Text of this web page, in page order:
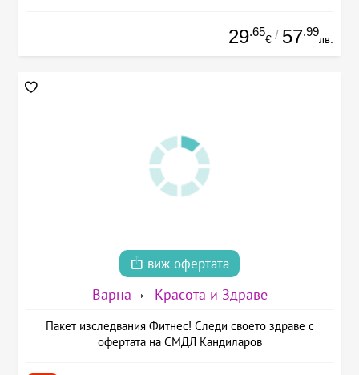
29.65
€ / 57.99
лв.
виж офертата
Варна Красота и Здраве
Пакет изследвания Фитнес! Следи своето здраве с
офертата на СМДЛ Кандиларов